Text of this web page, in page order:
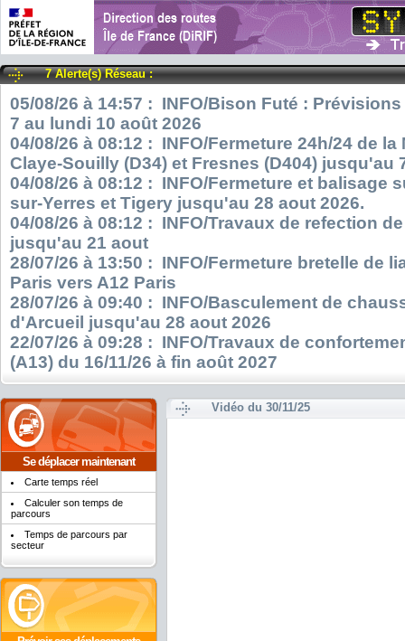
7 Alerte(s) Réseau :
05/08/26 à 14:57 : INFO/Bison Futé :
7 au lundi 10 août 2026
04/08/26 à 08:12 : INFO/Fermeture 24h/24 de
Claye-Souilly (D34) et Fresnes (D404) jusqu'au
04/08/26 à 08:12 : INFO/Fermeture et balisage
sur-Yerres et Tigery jusqu'au 28 aout 2026.
04/08/26 à 08:12 : INFO/Travaux de refection
jusqu'au 21 aout
28/07/26 à 13:50 : INFO/Fermeture bretelle de
Paris vers A12 Paris
28/07/26 à 09:40 : INFO/Basculement de
d'Arcueil jusqu'au 28 aout 2026
22/07/26 à 09:28 : INFO/Travaux de
(A13) du 16/11/26 à fin août 2027
Se déplacer maintenant
Carte temps réel
Calculer son temps de
parcours
Temps de parcours par
secteur
Vidéo du 30/11/25